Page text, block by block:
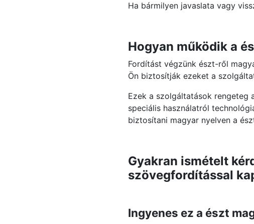
Ha bármilyen javaslata vagy
Hogyan működik a
Fordítást végzünk észt-ről
Ön biztosítják ezeket a
Ezek a szolgáltatások rengeteg
speciális használatról
biztosítani magyar nyelven a
Gyakran ismételt
szövegfordítással
Ingyenes ez a észt